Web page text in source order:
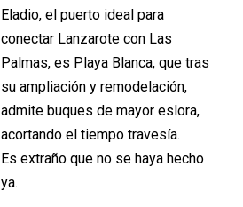
Eladio, el puerto ideal para
conectar Lanzarote con Las
Palmas, es Playa Blanca, que tras
su ampliación y remodelación,
admite buques de mayor eslora,
acortando el tiempo travesía.
Es extraño que no se haya hecho
ya.